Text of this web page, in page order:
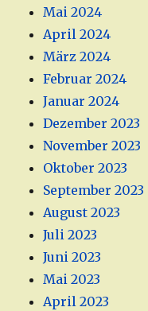
Mai 2024
April 2024
März 2024
Februar 2024
Januar 2024
Dezember 2023
November 2023
Oktober 2023
September 2023
August 2023
Juli 2023
Juni 2023
Mai 2023
April 2023